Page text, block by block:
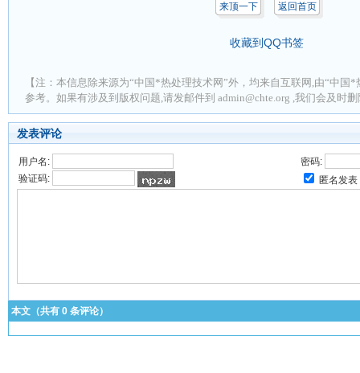
来顶一下 返回首页
收藏到QQ书签
【注：本信息除来源为“中国*热处理技术网”外，均来自互联网,由“中国
参考。如果有涉及到版权问题,请发邮件到 admin@chte.org ,我们会及时
发表评论
用户名:
密码:
验证码:
匿名发表
本文（共有 0 条评论）